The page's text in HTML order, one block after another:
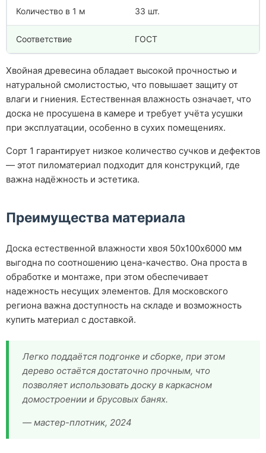
Количество в 1 м 33 шт.
Соответствие ГОСТ
Хвойная древесина обладает высокой прочностью и
натуральной смолистостью, что повышает защиту от
влаги и гниения. Естественная влажность означает, что
доска не просушена в камере и требует учёта усушки
при эксплуатации, особенно в сухих помещениях.
Сорт 1 гарантирует низкое количество сучков и дефектов
— этот пиломатериал подходит для конструкций, где
важна надёжность и эстетика.
Преимущества материала
Доска естественной влажности хвоя 50х100х6000 мм
выгодна по соотношению цена-качество. Она проста в
обработке и монтаже, при этом обеспечивает
надежность несущих элементов. Для московского
региона важна доступность на складе и возможность
купить материал с доставкой.
Легко поддаётся подгонке и сборке, при этом
дерево остаётся достаточно прочным, что
позволяет использовать доску в каркасном
домостроении и брусовых банях.
— мастер-плотник, 2024